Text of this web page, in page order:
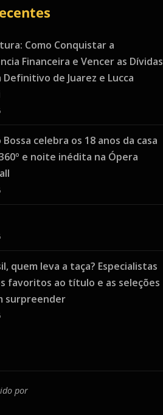
Como Conquistar a
Financeira e Vencer as Dívidas
Definitivo de Juarez e Lucca
celebra os 18 anos da casa
e noite inédita na Ópera
quem leva a taça? Especialistas
favoritos ao título e as seleções
surpreender
por